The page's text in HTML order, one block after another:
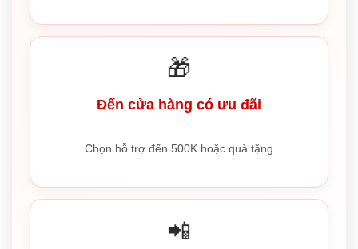
🎁
Đến cửa hàng có ưu đãi
Chọn hỗ trợ đến 500K hoặc quà tặng
📲